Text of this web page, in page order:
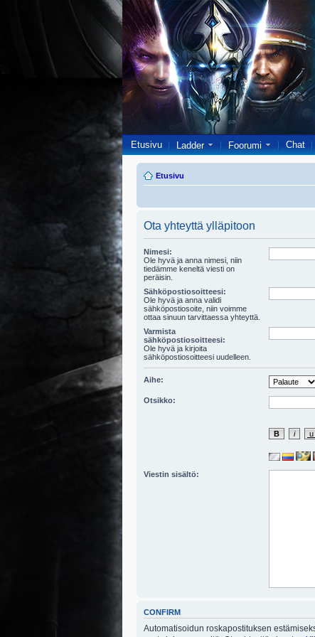
Etusivu Ladder Foorumi Chat
Etusivu
Ota yhteyttä ylläpitoon
Nimesi:
Ole hyvä ja anna nimesi, niin
tiedämme keneltä viesti on
peräisin.
Sähköpostiosoitteesi:
Ole hyvä ja anna validi
sähköpostiosoite, niin voimme
ottaa sinuun tarvittaessa yhteyttä.
Varmista
sähköpostiosoitteesi:
Ole hyvä ja kirjoita
sähköpostiosoitteesi uudelleen.
Aihe:
Otsikko:
Viestin sisältö:
CONFIRM
Automatisoidun roskapostituksen